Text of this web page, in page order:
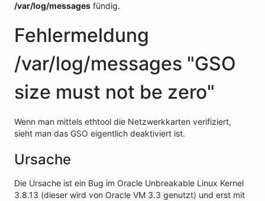
/var/log/messages fündig.
Fehlermeldung
/var/log/messages "GSO
size must not be zero"
Wenn man mittels ethtool die Netzwerkkarten verifiziert,
sieht man das GSO eigentlich deaktiviert ist.
Ursache
Die Ursache ist ein Bug im Oracle Unbreakable Linux Kernel
3.8.13 (dieser wird von Oracle VM 3.3 genutzt) und erst mit